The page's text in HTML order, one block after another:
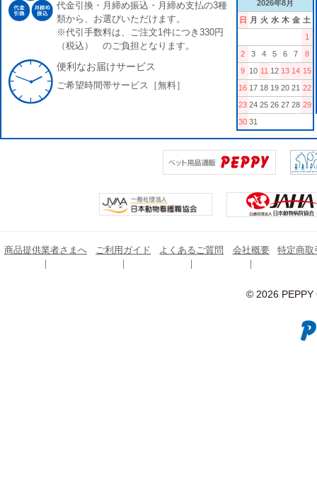
代金引換・月締め振込・月締め支払の3種
類から、お選びいただけます。
※代引手数料は、ご注文1件につき330円
（税込） のご負担となります。
便利なお届けサービス
ご希望時間帯サービス［無料］
2026年8月
日
月 火 水 木 金 土
1
2
3 4 5 6 7
8
9 10 11 12 13 14 15
16 17 18 19 20 21 22
23 24 25 26 27 28 29
30 31
商品提供業者さまへ ご利用ガイド よくあるご質問 会社概要 特定商取
© 2026 PEPPY